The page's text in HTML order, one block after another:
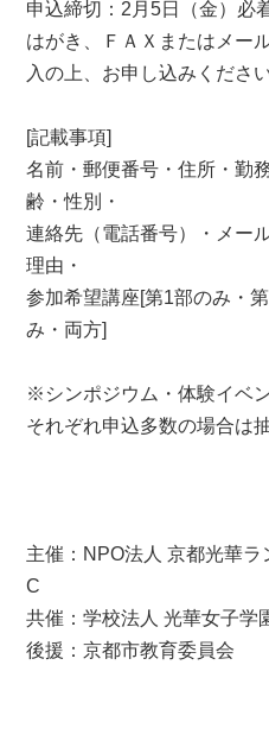
申込締切：2月5日（金）必
はがき、ＦＡＸまたはメー
入の上、お申し込みください
[記載事項]
名前・郵便番号・住所・勤
齢・性別・
連絡先（電話番号）・メー
理由・
参加希望講座[第1部のみ
み・両方]
※シンポジウム・体験イベ
それぞれ申込多数の場合は
主催：NPO法人 京都光華
C
共催：学校法人 光華女子学
後援：京都市教育委員会